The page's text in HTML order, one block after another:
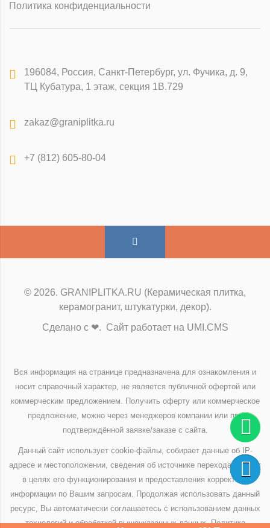
Политика конфиденциальности
196084, Россия, Санкт-Петербург, ул. Фучика, д. 9,
ТЦ Кубатура, 1 этаж, секция 1В.729
zakaz@graniplitka.ru
+7 (812) 605-80-04
© 2026. GRANIPLITKA.RU (Керамическая плитка,
керамогранит, штукатурки, декор).
Сделано с ❤. Сайт работает на UMI.CMS
Вся информация на странице предназначена для ознакомления и
носит справочный характер, не является публичной офертой или
коммерческим предложением. Получить оферту или коммерческое
предложение, можно через менеджеров компании или при
подтверждённой заявке/заказе с сайта.
Данный сайт использует cookie-файлы, собирает данные об IP-
адресе и местоположении, сведения об источнике перехода на сайт
в целях его функционирования и предоставления корректной
информации по Вашим запросам. Продолжая использовать данный
ресурс, Вы автоматически соглашаетесь с использованием данных
технологий и обработкой вышеуказанных данных.Политика